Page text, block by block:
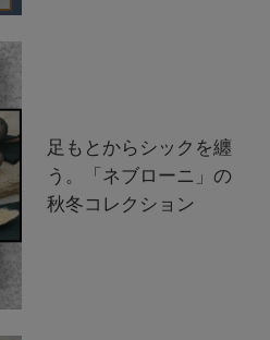
足もとからシックを纏
う。「ネブローニ」の
秋冬コレクション